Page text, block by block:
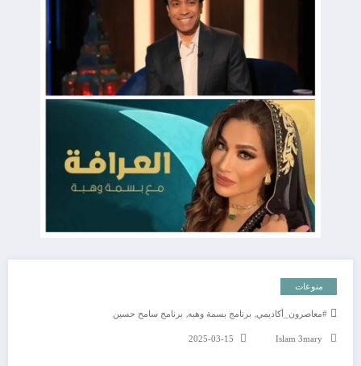
منوعات
#معاصرون_أكاديمي, برنامج بسمة وهبه, برنامج سامح حسين
Islam 3mary
2025-03-15